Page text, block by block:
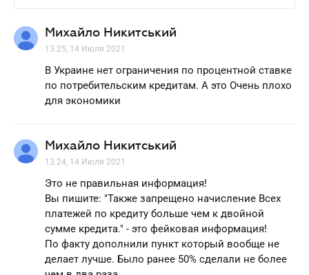
Михайло Никитський
13.25, 14 Июля 2021
В Украине нет ограничения по процентной ставке
по потребительским кредитам. А это Очень плохо
для экономики
Михайло Никитський
13.24, 14 Июля 2021
Это не правильная информация!
Вы пишите: "Также запрещено начисление Всех
платежей по кредиту больше чем к двойной
сумме кредита." - это фейковая информация!
По факту дополнили пункт который вообще не
делает лучше. Было ранее 50% сделали не более